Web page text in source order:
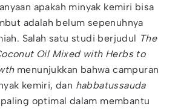
apakah minyak kemiri bisa
adalah belum sepenuhnya
Salah satu studi berjudul The
Oil Mixed with Herbs to
menunjukkan bahwa campuran
kemiri, dan habbatussauda
optimal dalam membantu